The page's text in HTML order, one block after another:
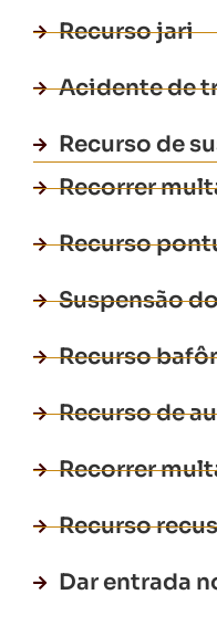
Recurso jari
Acidente de
Recurso de
Recorrer
Recurso
Suspensão
Recurso
Recurso de
Recorrer
Recurso
Dar entrada